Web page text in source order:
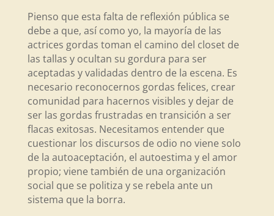
Pienso que esta falta de reflexión pública se
debe a que, así como yo, la mayoría de las
actrices gordas toman el camino del closet de
las tallas y ocultan su gordura para ser
aceptadas y validadas dentro de la escena. Es
necesario reconocernos gordas felices, crear
comunidad para hacernos visibles y dejar de
ser las gordas frustradas en transición a ser
flacas exitosas. Necesitamos entender que
cuestionar los discursos de odio no viene solo
de la autoaceptación, el autoestima y el amor
propio; viene también de una organización
social que se politiza y se rebela ante un
sistema que la borra.